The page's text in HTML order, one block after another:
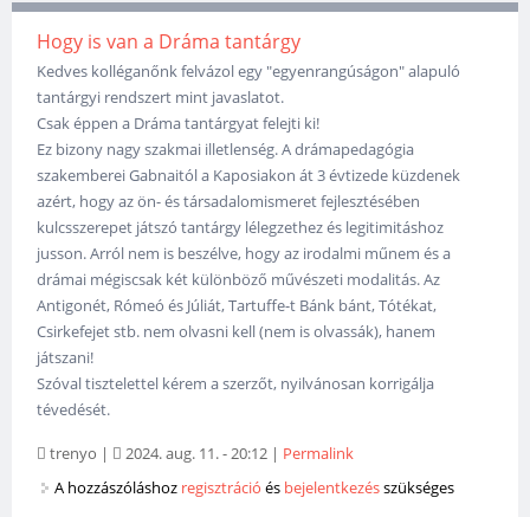
Hogy is van a Dráma tantárgy
Kedves kolléganőnk felvázol egy "egyenrangúságon" alapuló
tantárgyi rendszert mint javaslatot.
Csak éppen a Dráma tantárgyat felejti ki!
Ez bizony nagy szakmai illetlenség. A drámapedagógia
szakemberei Gabnaitól a Kaposiakon át 3 évtizede küzdenek
azért, hogy az ön- és társadalomismeret fejlesztésében
kulcsszerepet játszó tantárgy lélegzethez és legitimitáshoz
jusson. Arról nem is beszélve, hogy az irodalmi műnem és a
drámai mégiscsak két különböző művészeti modalitás. Az
Antigonét, Rómeó és Júliát, Tartuffe-t Bánk bánt, Tótékat,
Csirkefejet stb. nem olvasni kell (nem is olvassák), hanem
játszani!
Szóval tisztelettel kérem a szerzőt, nyilvánosan korrigálja
tévedését.
trenyo | 2024. aug. 11. - 20:12 | Permalink
A hozzászóláshoz regisztráció és bejelentkezésszükséges